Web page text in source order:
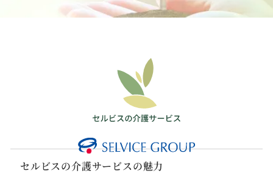
セルビスの介護サービスの魅力